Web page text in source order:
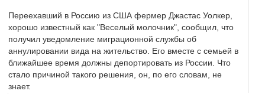
Переехавший в Россию из США фермер Джастас Уолкер,
хорошо известный как "Веселый молочник", сообщил, что
получил уведомление миграционной службы об
аннулировании вида на жительство. Его вместе с семьей в
ближайшее время должны депортировать из России. Что
стало причиной такого решения, он, по его словам, не
знает.